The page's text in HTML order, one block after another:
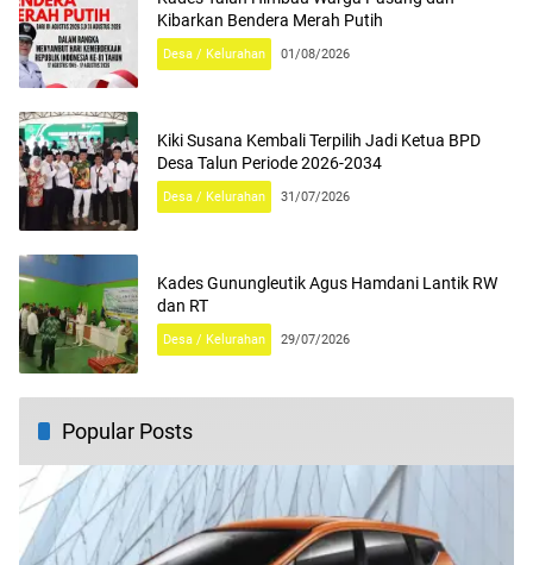
Kibarkan Bendera Merah Putih
Desa / Kelurahan 01/08/2026
Kiki Susana Kembali Terpilih Jadi Ketua BPD
Desa Talun Periode 2026-2034
Desa / Kelurahan 31/07/2026
Kades Gunungleutik Agus Hamdani Lantik RW
dan RT
Desa / Kelurahan 29/07/2026
Popular Posts